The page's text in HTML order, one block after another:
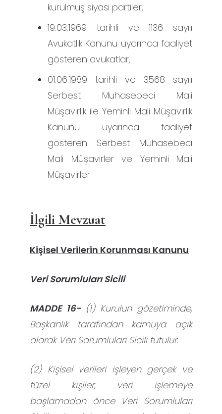
kurulmuş siyasi partiler,
19.03.1969 tarihli ve 1136 sayılı
Avukatlık Kanunu uyarınca faaliyet
gösteren avukatlar,
01.06.1989 tarihli ve 3568 sayılı
Serbest Muhasebeci Mali
Müşavirlik ile Yeminli Mali Müşavirlik
Kanunu uyarınca faaliyet
gösteren Serbest Muhasebeci
Mali Müşavirler ve Yeminli Mali
Müşavirler
İlgili Mevzuat
Kişisel Verilerin Korunması Kanunu
Veri Sorumluları Sicili
MADDE 16- (1) Kurulun gözetiminde,
Başkanlık tarafından kamuya açık
olarak Veri Sorumluları Sicili tutulur.
(2) Kişisel verileri işleyen gerçek ve
tüzel kişiler, veri işlemeye
başlamadan önce Veri Sorumluları